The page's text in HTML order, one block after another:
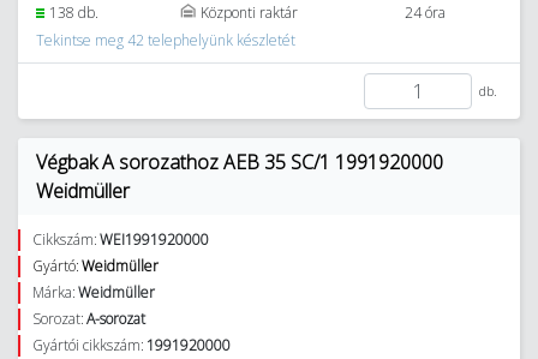
138 db. Központi raktár
24 óra
Tekintse meg 42 telephelyünk készletét
db.
Végbak A sorozathoz AEB 35 SC/1 1991920000
Weidmüller
Cikkszám:WEI1991920000
Gyártó:Weidmüller
Márka:Weidmüller
Sorozat:A-sorozat
Gyártói cikkszám: 1991920000